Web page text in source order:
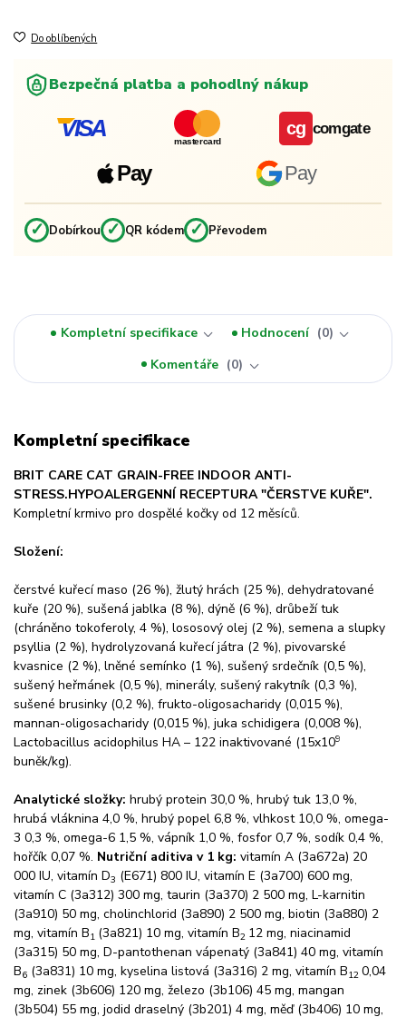
Do oblíbených
Bezpečná platba a pohodlný nákup
VISA mastercard
Pay Pay
cg comgate
✓ Dobírkou ✓ QR kódem ✓ Převodem
Kompletní specifikace Hodnocení
0
Komentáře
0
Kompletní specifikace
BRIT CARE CAT GRAIN-FREE INDOOR ANTI-
STRESS.HYPOALERGENNÍ RECEPTURA "ČERSTVE KUŘE".
Kompletní krmivo pro dospělé kočky od 12 měsíců.
Složení:
čerstvé kuřecí maso (26 %), žlutý hrách (25 %), dehydratované
kuře (20 %), sušená jablka (8 %), dýně (6 %), drůbeží tuk
(chráněno tokoferoly, 4 %), lososový olej (2 %), semena a slupky
psyllia (2 %), hydrolyzovaná kuřecí játra (2 %), pivovarské
kvasnice (2 %), lněné semínko (1 %), sušený srdečník (0,5 %),
sušený heřmánek (0,5 %), minerály, sušený rakytník (0,3 %),
sušené brusinky (0,2 %), frukto-oligosacharidy (0,015 %),
mannan-oligosacharidy (0,015 %), juka schidigera (0,008 %),
Lactobacillus acidophilus HA – 122 inaktivované (15x109
buněk/kg).
Analytické složky: hrubý protein 30,0 %, hrubý tuk 13,0 %,
hrubá vláknina 4,0 %, hrubý popel 6,8 %, vlhkost 10,0 %, omega-
3 0,3 %, omega-6 1,5 %, vápník 1,0 %, fosfor 0,7 %, sodík 0,4 %,
hořčík 0,07 %. Nutriční aditiva v 1 kg: vitamín A (3a672a) 20
000 IU, vitamín D3 (E671) 800 IU, vitamín E (3a700) 600 mg,
vitamín C (3a312) 300 mg, taurin (3a370) 2 500 mg, L-karnitin
(3a910) 50 mg, cholinchlorid (3a890) 2 500 mg, biotin (3a880) 2
mg, vitamín B1 (3a821) 10 mg, vitamín B2 12 mg, niacinamid
(3a315) 50 mg, D-pantothenan vápenatý (3a841) 40 mg, vitamín
B6 (3a831) 10 mg, kyselina listová (3a316) 2 mg, vitamín B12 0,04
mg, zinek (3b606) 120 mg, železo (3b106) 45 mg, mangan
(3b504) 55 mg, jodid draselný (3b201) 4 mg, měď (3b406) 10 mg,